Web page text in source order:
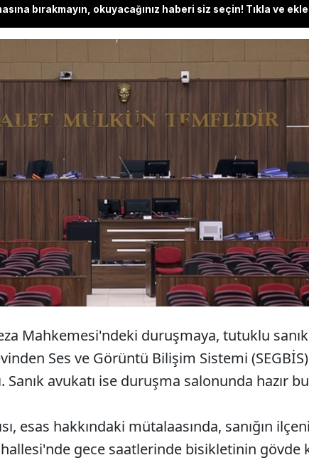
bırakmayın, okuyacağınız haberi siz seçin! Tıkla ve ekle
Adana'nın merkez Seyhan ilçesinde, bisikletiyle
uyuşturucu satarken yakalanan tutuklu sanık,
Mahkemesi'ndeki duruşmaya, tutuklu sanık
Ses ve Görüntü Bilişim Sistemi (SEGBİS)
Sanık avukatı ise duruşma salonunda hazır
esas hakkındaki mütalaasında, sanığın
gece saatlerinde bisikletinin gövde